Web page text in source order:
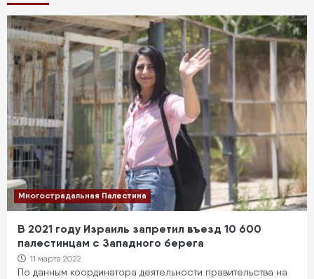
Многострадальная Палестина
В 2021 году Израиль запретил въезд 10 600
палестинцам с Западного берега
11 марта 2022
По данным координатора деятельности правительства на